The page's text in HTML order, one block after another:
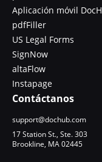
Aplicación móvil
pdfFiller
US Legal Forms
SignNow
altaFlow
Instapage
Contáctanos
support@dochub.com
17 Station St., Ste. 303
Brookline, MA 02445